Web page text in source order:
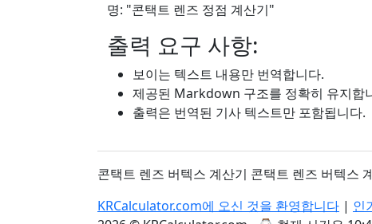
명: "콘택트 렌즈 정점 계산기"
출력 요구 사항:
보이는 텍스트 내용만 번역합니다.
제공된 Markdown 구조를 정확히 유지합
출력은 번역된 기사 텍스트만 포함됩니다.
콘택트 렌즈 버텍스 계산기 콘택트 렌즈 버텍스
KRCalculator.com에 오신 것을 환영합니다 | 인